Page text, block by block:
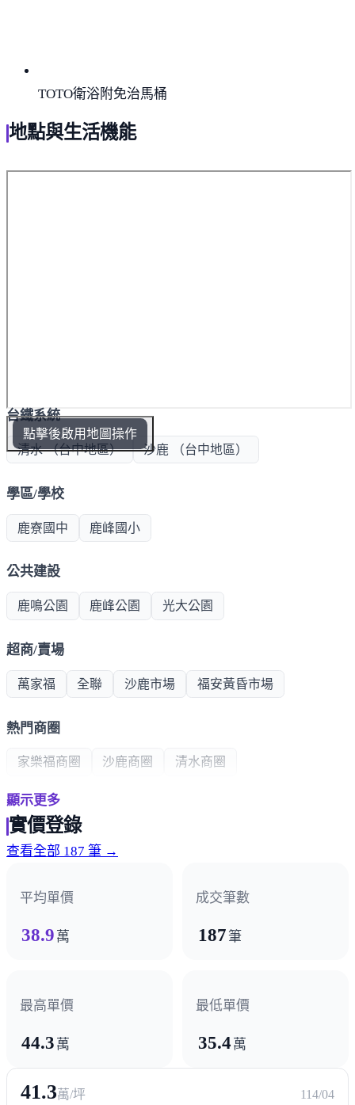
TOTO衛浴附免治馬桶
地點與生活機能
點擊後啟用地圖操作
台鐵系統
清水 （台中地區） 沙鹿 （台中地區）
學區/學校
鹿寮國中 鹿峰國小
公共建設
鹿鳴公園 鹿峰公園 光大公園
超商/賣場
萬家福 全聯 沙鹿市場 福安黃昏市場
熱門商圈
家樂福商圈 沙鹿商圈 清水商圈
醫療機構
郵局
顯示更多
實價登錄
查看全部 187 筆 →
平均單價
38.9 萬
成交筆數
187筆
最高單價
44.3 萬
最低單價
35.4 萬
41.3萬/坪
114/04